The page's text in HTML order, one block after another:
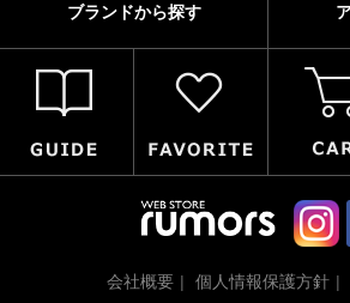
ブランドから探す
会社概要 個人情報保護方針